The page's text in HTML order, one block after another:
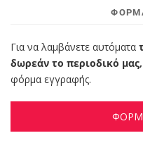
Για να λαμβάνετε αυτόματα
δωρεάν το περιοδικό μας,
φόρμα εγγραφής.